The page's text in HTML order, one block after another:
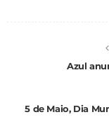
Azul
5 de Maio, Dia